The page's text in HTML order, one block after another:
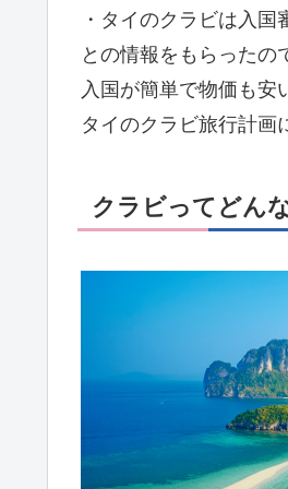
・タイのクラビは入
との情報をもらったの
入国が簡単で物価も安
タイのクラビ旅行計画
クラビってどん